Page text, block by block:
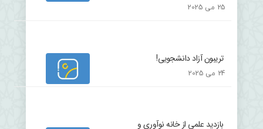
25 می 2025
تریبون آزاد دانشجویی!
24 می 2025
بازدید علمی از خانه نوآوری و